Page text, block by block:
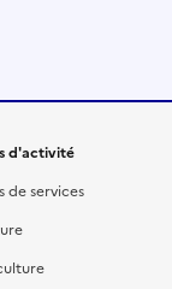
d'activité
de services